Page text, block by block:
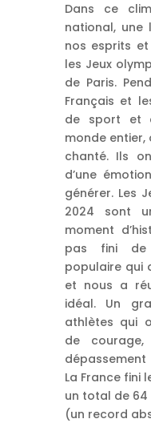
Dans ce
national, une
nos esprits
les Jeux
de Paris.
Français et
de sport et
monde entier,
chanté. Ils
d’une
générer. Les
2024 sont
moment
pas fini de
populaire qui
et nous a
idéal. Un
athlètes qui
de
La France fini
un total de 64
(un record